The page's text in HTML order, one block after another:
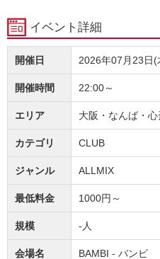
イベント詳細
開催日 2026年07月23日(
開催時間 22:00～
エリア 大阪・なんば・心
カテゴリ CLUB
ジャンル ALLMIX
最低料金 1000円～
規模 -人
会場名 BAMBI - バンビ